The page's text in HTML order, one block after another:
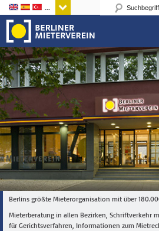
Sprachen
Berlins größte Mieterorganisation mit über
Mieterberatung in allen Bezirken, Schriftverkehr
für Gerichtsverfahren, Informationen zum